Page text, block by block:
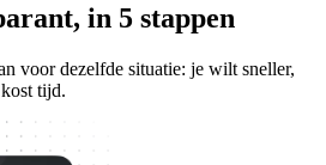
in 5 stappen
voor dezelfde situatie: je wilt sneller,
tijd.